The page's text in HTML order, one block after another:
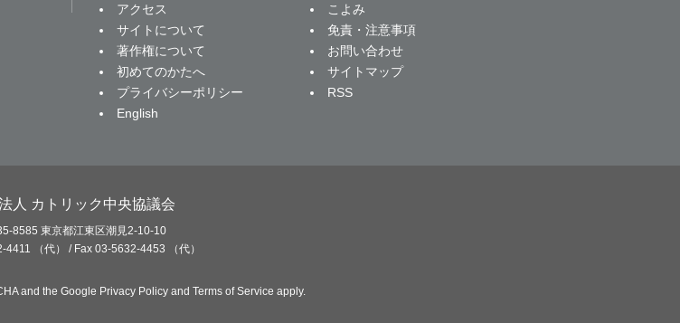
アクセス
こよみ
サイトについて
免責・注意事項
著作権について
お問い合わせ
初めてのかたへ
サイトマップ
プライバシーポリシー
RSS
English
人 カトリック中央協議会
8585 東京都江東区潮見2-10-10
4411 （代） / Fax 03-5632-4453 （代）
and the Google Privacy Policy and Terms of Service apply.